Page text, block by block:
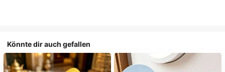
Könnte dir auch gefallen